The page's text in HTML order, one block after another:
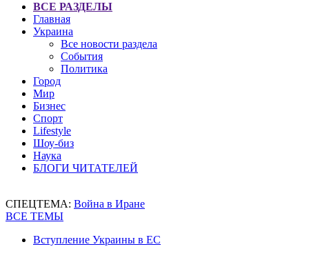
ВСЕ РАЗДЕЛЫ
Главная
Украина
Все новости раздела
События
Политика
Город
Мир
Бизнес
Спорт
Lifestyle
Шоу-биз
Наука
БЛОГИ ЧИТАТЕЛЕЙ
СПЕЦТЕМА: Война в Иране
ВСЕ ТЕМЫ
Вступление Украины в ЕС